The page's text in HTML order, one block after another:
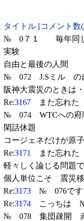
タイトル [コメント
№ 0７１ 毎年同じ
実験
自由と最後の人間
№ 072 J.Sミル の
阪神大震災のときは
Re:3167 また忘れ
№ 074 WTCへの府
閑話休題
コージェネだけが原
Re:3171
また忘れ
軽々しく論じる問題
個人単位こそ 震災
Re:3173 № 076です
Re:3174 こっちは
№ 078 集団疎開